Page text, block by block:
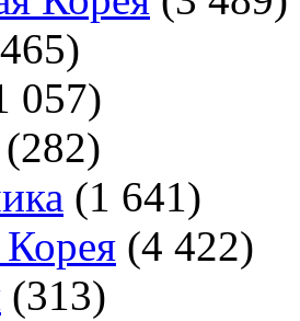
057)
(282)
(1 641)
(4 422)
(313)